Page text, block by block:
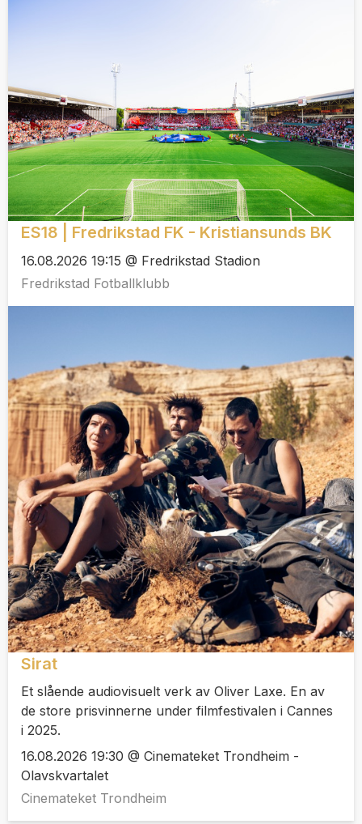
ES18 | Fredrikstad FK - Kristiansunds BK
16.08.2026 19:15 @ Fredrikstad Stadion
Fredrikstad Fotballklubb
Sirat
Et slående audiovisuelt verk av Oliver Laxe. En av
de store prisvinnerne under filmfestivalen i Cannes
i 2025.
16.08.2026 19:30 @ Cinemateket Trondheim -
Olavskvartalet
Cinemateket Trondheim